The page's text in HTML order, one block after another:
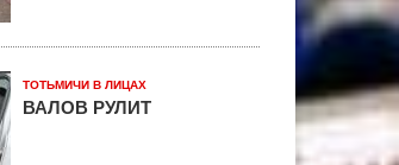
ТОТЬМИЧИ В ЛИЦАХ
ВАЛОВ РУЛИТ